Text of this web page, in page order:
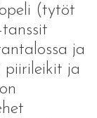
(tytöt
ja
piirileikit ja